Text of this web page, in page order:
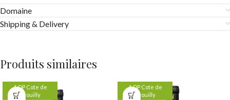
Domaine
Shipping & Delivery
Produits similaires
AOP Cote de
Brouilly
AOP Cote de
Brouilly